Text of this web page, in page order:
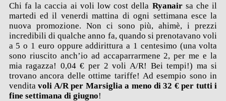
Chi fa la caccia ai voli low cost della Ryanairsa che il
martedi ed il venerdi mattina di ogni settimana esce la
nuova promozione. Non ci sono più, ahimè, i prezzi
incredibili di qualche anno fa, quando si prenotavano voli
a 5 o 1 euro oppure addirittura a 1 centesimo (una volta
sono riuscito anch’io ad accaparrarmene 2, per me e la
mia ragazza! 0,04 € per 2 voli A/R! Bei tempi!) ma si
trovano ancora delle ottime tariffe! Ad esempio sono in
vendita voli A/R per Marsiglia a meno di 32 € per tutti i
fine settimana di giugno!